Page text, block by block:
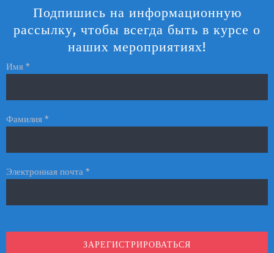
Подпишись на информационную
рассылку, чтобы всегда быть в курсе о
наших мероприятиях!
Имя *
Фамилия *
Электронная почта *